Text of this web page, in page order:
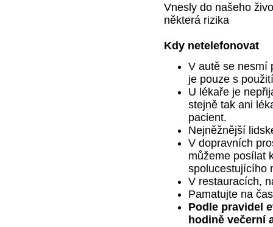
Vnesly do našeho
některá rizika
Kdy netelefonovat
V autě se nesmí
je pouze s
U lékaře je
stejně tak ani
pacient.
Nejněžnější
V dopravních
můžeme posílat
spolucestujícího
V restauracích,
Pamatujte na
Podle pravidel
hodině večerní